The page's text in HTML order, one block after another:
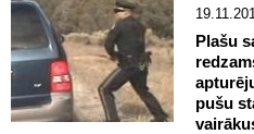
Plašu
pušu